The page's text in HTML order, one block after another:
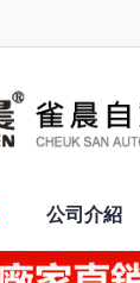
公司介紹